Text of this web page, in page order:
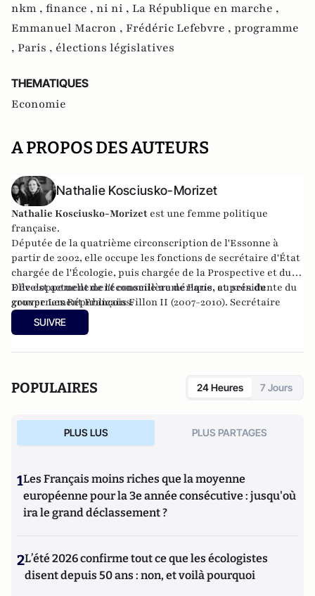
nkm , finance , ni ni , La République en marche ,
Emmanuel Macron , Frédéric Lefebvre , programme
, Paris , élections législatives
THEMATIQUES
Economie
A PROPOS DES AUTEURS
Nathalie Kosciusko-Morizet
Nathalie Kosciusko-Morizet est une femme politique
française.
Députée de la quatrième circonscription de l'Essonne à
partir de 2002, elle occupe les fonctions de secrétaire d'État
chargée de l'Écologie, puis chargée de la Prospective et du
Développement de l'économie numérique, au sein du
gouvernement François Fillon II (2007-2010). Secrétaire
générale adjointe de l'UMP et maire de Longjumeau, elle est
nommée
ministre de l'Écologie, du Développement durable,
Elle est actuellement conseillère de Paris, et présidente du
groupe Les Républicains.
SUIVRE
POPULAIRES 24 Heures 7 Jours
PLUS LUS PLUS PARTAGES
1Les Français moins riches que la moyenne
européenne pour la 3e année consécutive : jusqu'où
ira le grand déclassement ?
2L’été 2026 confirme tout ce que les écologistes
disent depuis 50 ans : non, et voilà pourquoi